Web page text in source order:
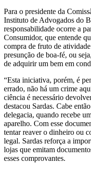
Para o presidente da
Instituto de Advogados do
responsabilidade ocorre a
Consumidor, que entende
compra de fruto de
presunção de boa-fé, ou
de adquirir um bem em
“Esta iniciativa, porém, é
errado, não há um crime
ciência é necessário
destacou Sardas. Cabe
delegacia, quando recebe
aparelho. Com esse
tentar reaver o dinheiro ou
legal. Sardas reforça a
lojas que emitam
esses comprovantes.